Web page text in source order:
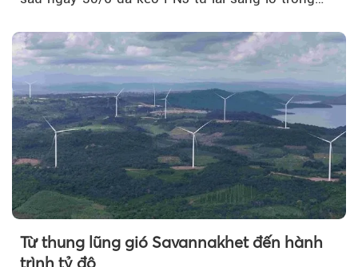
Từ thung lũng gió Savannakhet đến hành
trình tỷ đô